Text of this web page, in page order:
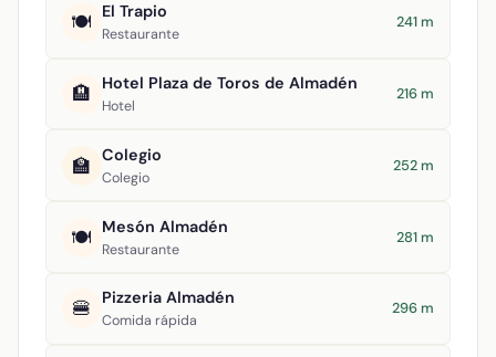
🍽️ El Trapio
Restaurante
241 m
🏨 Hotel Plaza de Toros de Almadén
Hotel
216 m
🏫 Colegio
Colegio
252 m
🍽️ Mesón Almadén
Restaurante
281 m
🍔 Pizzeria Almadén
Comida rápida
296 m